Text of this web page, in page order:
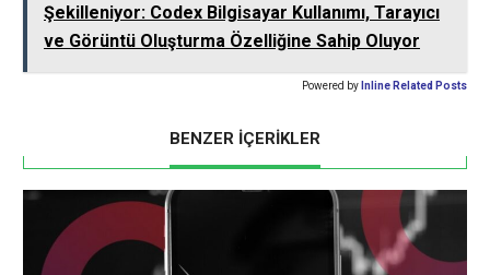
Şekilleniyor: Codex Bilgisayar Kullanımı, Tarayıcı
ve Görüntü Oluşturma Özelliğine Sahip Oluyor
Powered by Inline Related Posts
BENZER İÇERİKLER